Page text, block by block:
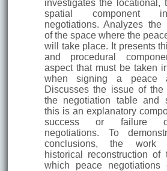
investigates the locational,
spatial component
negotiations. Analyzes the
of the space where the
will take place. It presents
and procedural
aspect that must be taken
when signing a peace
Discusses the issue of
the negotiation table and
this is an explanatory
success or failure
negotiations. To
conclusions, the work
historical reconstruction
which peace negotiations